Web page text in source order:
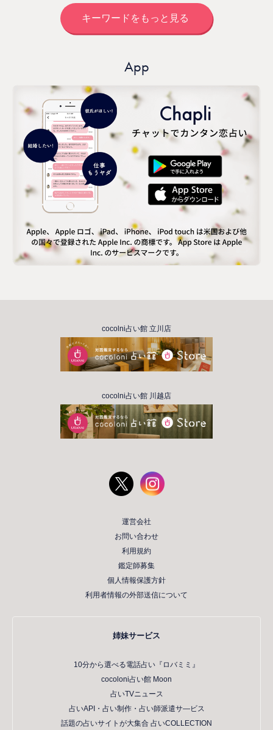
キーワードをもっと見る
App
cocolni占い館 立川店
cocolni占い館 川越店
運営会社
お問い合わせ
利用規約
鑑定師募集
個人情報保護方針
利用者情報の外部送信について
姉妹サービス
10分から選べる電話占い『ロバミミ』
cocoloni占い館 Moon
占いTVニュース
占いAPI・占い制作・占い師派遣サ―ビス
話題の占いサイトが大集合 占いCOLLECTION